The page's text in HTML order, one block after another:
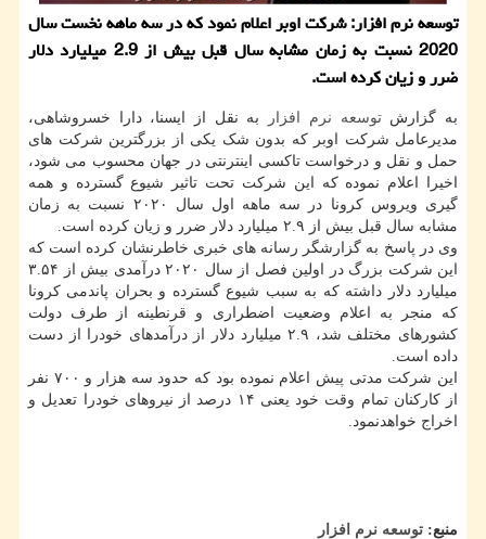
توسعه نرم افزار: شركت اوبر اعلام نمود كه در سه ماهه نخست سال
2020 نسبت به زمان مشابه سال قبل بیش از 2.9 میلیارد دلار
ضرر و زیان كرده است.
به گزارشتوسعه نرم افزار
به نقل از ایسنا، دارا خسروشاهی،
مدیرعامل شرکت اوبر که بدون شک یکی از بزرگترین شرکت های
حمل و نقل و درخواست تاکسی اینترنتی در جهان محسوب می شود،
اخیرا اعلام نموده که این شرکت تحت تاثیر شیوع گسترده و همه
گیری ویروس کرونا در سه ماهه اول سال ۲۰۲۰ نسبت به زمان
مشابه سال قبل بیش از ۲.۹ میلیارد دلار ضرر و زیان کرده است.
وی در پاسخ به گزارشگر رسانه های خبری خاطرنشان کرده است که
این شرکت بزرگ در اولین فصل از سال ۲۰۲۰ درآمدی بیش از ۳.۵۴
میلیارد دلار داشته که به سبب شیوع گسترده و بحران پاندمی کرونا
که منجر به اعلام وضعیت اضطراری و قرنطینه از طرف دولت
کشورهای مختلف شد، ۲.۹ میلیارد دلار از درآمدهای خودرا از دست
داده است.
این شرکت مدتی پیش اعلام نموده بود که حدود سه هزار و ۷۰۰ نفر
از کارکنان تمام وقت خود یعنی ۱۴ درصد از نیروهای خودرا تعدیل و
اخراج خواهدنمود.
منبع: توسعه نرم افزار